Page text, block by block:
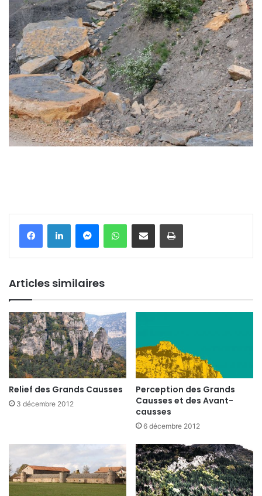
Articles similaires
Relief des Grands Causses
3 décembre 2012
Perception des Grands
Causses et des Avant-
causses
6 décembre 2012